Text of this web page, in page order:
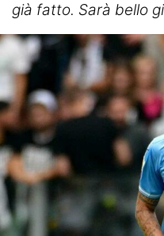
già fatto. Sarà bello